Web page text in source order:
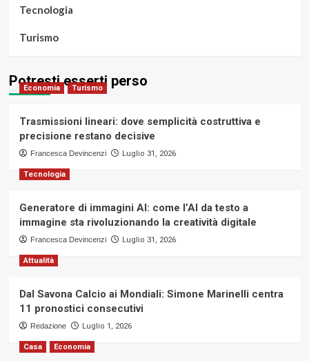
Tecnologia
Turismo
Potresti esserti perso
Economia Turismo
Trasmissioni lineari: dove semplicità costruttiva e
precisione restano decisive
Francesca Devincenzi Luglio 31, 2026
Tecnologia
Generatore di immagini AI: come l’AI da testo a
immagine sta rivoluzionando la creatività digitale
Francesca Devincenzi Luglio 31, 2026
Attualità
Dal Savona Calcio ai Mondiali: Simone Marinelli centra
11 pronostici consecutivi
Redazione Luglio 1, 2026
Casa Economia